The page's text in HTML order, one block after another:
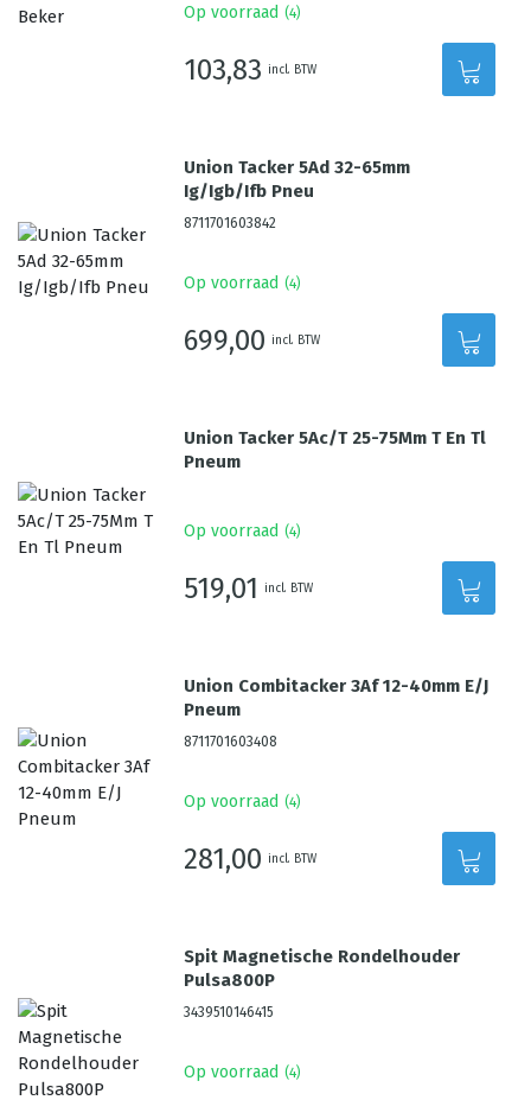
Op voorraad (4)
103,83 incl. BTW
Union Tacker 5Ad 32-65mm
Ig/Igb/Ifb Pneu
8711701603842
Op voorraad (4)
699,00 incl. BTW
Union Tacker 5Ac/T 25-75Mm T En Tl
Pneum
Op voorraad (4)
519,01 incl. BTW
Union Combitacker 3Af 12-40mm E/J
Pneum
8711701603408
Op voorraad (4)
281,00 incl. BTW
Spit Magnetische Rondelhouder
Pulsa800P
3439510146415
Op voorraad (4)